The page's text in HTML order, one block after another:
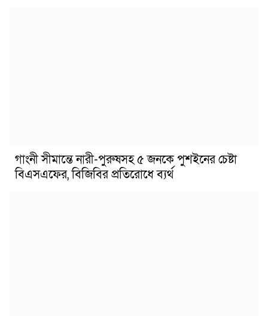
গাংনী সীমান্তে নারী-পুরুষসহ ৫ জনকে পুশইনের চেষ্টা
বিএসএফের, বিজিবির প্রতিরোধে ব্যর্থ